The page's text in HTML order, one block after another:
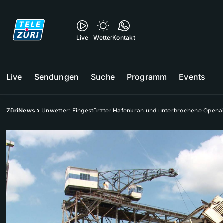
Live WetterKontakt
Live Sendungen Suche Programm Events
ZüriNews Unwetter: Eingestürzter Hafenkran und unterbrochene